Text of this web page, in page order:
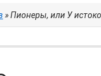
» Пионеры, или У истоков